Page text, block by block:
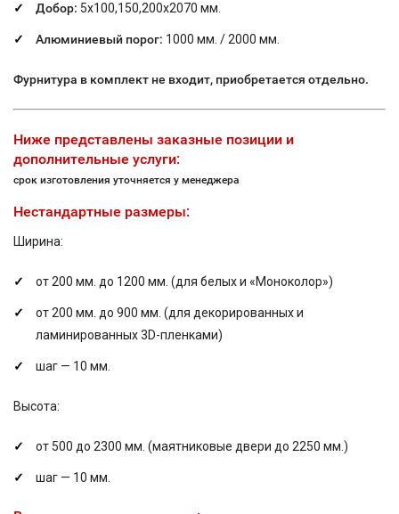
Добор: 5х100,150,200х2070 мм.
Алюминиевый порог: 1000 мм. / 2000 мм.
Фурнитура в комплект не входит, приобретается отдельно.
Ниже представлены заказные позиции и
дополнительные услуги:
срок изготовления уточняется у менеджера
Нестандартные размеры:
Ширина:
от 200 мм. до 1200 мм. (для белых и «Моноколор»)
от 200 мм. до 900 мм. (для декорированных и
ламинированных 3D-пленками)
шаг — 10 мм.
Высота:
от 500 до 2300 мм. (маятниковые двери до 2250 мм.)
шаг — 10 мм.